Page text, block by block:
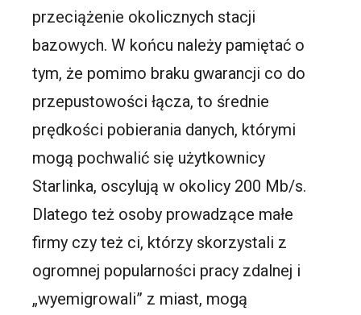
przeciążenie okolicznych stacji
bazowych. W końcu należy pamiętać o
tym, że pomimo braku gwarancji co do
przepustowości łącza, to średnie
prędkości pobierania danych, którymi
mogą pochwalić się użytkownicy
Starlinka, oscylują w okolicy 200 Mb/s.
Dlatego też osoby prowadzące małe
firmy czy też ci, którzy skorzystali z
ogromnej popularności pracy zdalnej i
„wyemigrowali” z miast, mogą